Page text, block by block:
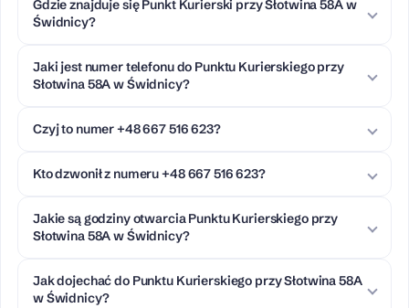
Gdzie znajduje się Punkt Kurierski przy Słotwina 58A w
Świdnicy?
Jaki jest numer telefonu do Punktu Kurierskiego przy
Słotwina 58A w Świdnicy?
Czyj to numer +48 667 516 623?
Kto dzwonił z numeru +48 667 516 623?
Jakie są godziny otwarcia Punktu Kurierskiego przy
Słotwina 58A w Świdnicy?
Jak dojechać do Punktu Kurierskiego przy Słotwina 58A
w Świdnicy?